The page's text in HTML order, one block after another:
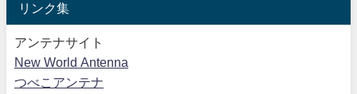
リンク集
アンテナサイト
New World Antenna
つべこアンテナ